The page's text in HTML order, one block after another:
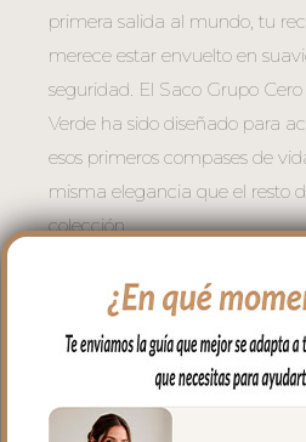
primera salida al mundo, tu
merece estar envuelto en
seguridad. El Saco Grupo
Verde ha sido diseñado para
esos primeros compases de
misma elegancia que el resto
colección.
interior en villela estampada
agradable al tacto como a la
– Ojales en respaldo y culete
salida de arneses.